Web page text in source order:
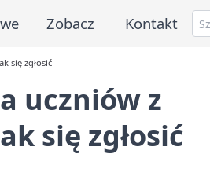
Zobacz Kontakt
się zgłosić
uczniów z
się zgłosić